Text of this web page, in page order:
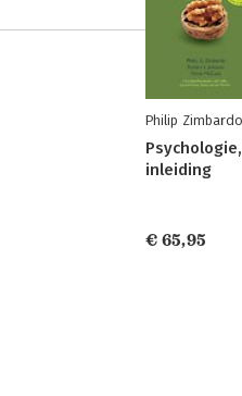
Philip Zimbardo
inleiding
€ 65,95